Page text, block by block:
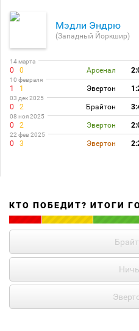
Мэдли Эндрю
(Западный Йоркшир)
14 марта
0 0 Арсенал
10 февраля
1 1 Эвертон
03 дек 2025
0 2 Брайтон
08 ноя 2025
0 2 Эвертон
22 фев 2025
0 3 Эвертон
КТО ПОБЕДИТ? ИТОГИ